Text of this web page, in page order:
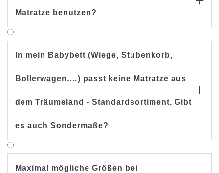
Matratze benutzen?
In mein Babybett (Wiege, Stubenkorb,
Bollerwagen,…) passt keine Matratze aus
dem Träumeland - Standardsortiment. Gibt
es auch Sondermaße?

Maximal mögliche Größen bei